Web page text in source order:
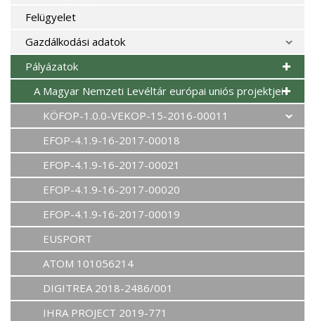
Felügyelet
Gazdálkodási adatok
Pályázatok
A Magyar Nemzeti Levéltár európai uniós projektjei
KÖFOP-1.0.0-VEKOP-15-2016-00011
EFOP-4.1.9-16-2017-00018
EFOP-4.1.9-16-2017-00021
EFOP-4.1.9-16-2017-00020
EFOP-4.1.9-16-2017-00019
EUSPORT
ATOM 101056214
DIGITREA 2018-2486/001
IHRA PROJECT 2019-771